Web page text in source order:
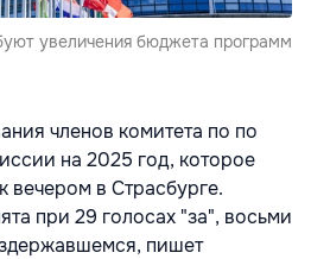
увеличения бюджета программ
членов комитета по по
на 2025 год, которое
вечером в Страсбурге.
при 29 голосах "за", восьми
пишет